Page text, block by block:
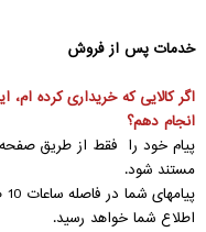
خدمات پس از فروش
اگر کالایی که خریداری کرده
انجام دهم؟
پیام خود را فقط از طریق صفحه
مستند شود.
اطلاع شما خواهد رسید.